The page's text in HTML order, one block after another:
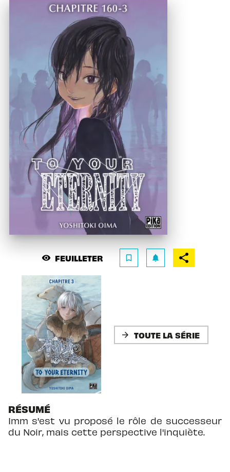
visibility FEUILLETER bookmark_border notifications
arrow_forward TOUTE LA SÉRIE
RÉSUMÉ
Imm s'est vu proposé le rôle de successeur
du Noir, mais cette perspective l'inquiète.